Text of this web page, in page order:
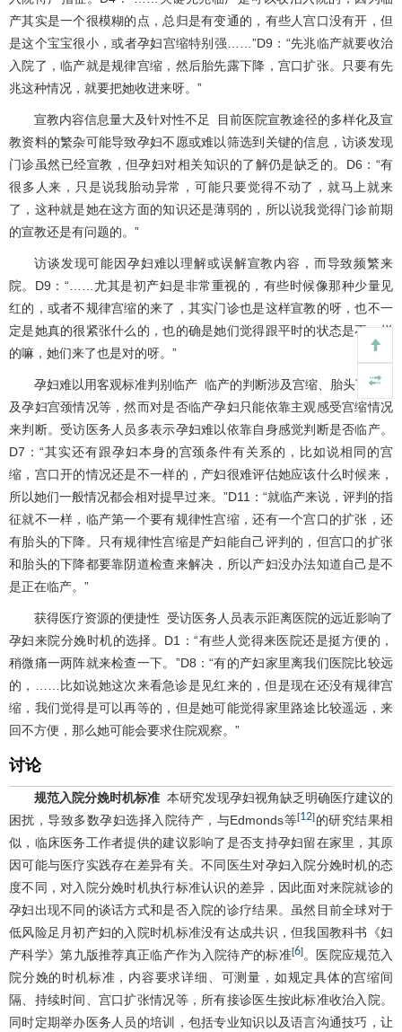
产其实是一个很模糊的点，总归是有变通的，有些人宫口没有开，但
是这个宝宝很小，或者孕妇宫缩特别强……”D9：“先兆临产就要收治
入院了，临产就是规律宫缩，然后胎先露下降，宫口扩张。只要有先
兆这种情况，就要把她收进来呀。”
宣教内容信息量大及针对性不足 目前医院宣教途径的多样化及宣
教资料的繁杂可能导致孕妇不愿或难以筛选到关键的信息，访谈发现
门诊虽然已经宣教，但孕妇对相关知识的了解仍是缺乏的。D6：“有
很多人来，只是说我胎动异常，可能只要觉得不动了，就马上就来
了，这种就是她在这方面的知识还是薄弱的，所以说我觉得门诊前期
的宣教还是有问题的。”
访谈发现可能因孕妇难以理解或误解宣教内容，而导致频繁来
院。D9：“……尤其是初产妇是非常重视的，有些时候像那种少量见
红的，或者不规律宫缩的来了，其实门诊也是这样宣教的呀，也不一
定是她真的很紧张什么的，也的确是她们觉得跟平时的状态是不一样
的嘛，她们来了也是对的呀。”
孕妇难以用客观标准判别临产 临产的判断涉及宫缩、胎头下降以
及孕妇宫颈情况等，然而对是否临产孕妇只能依靠主观感受宫缩情况
来判断。受访医务人员多表示孕妇难以依靠自身感觉判断是否临产。
D7：“其实还有跟孕妇本身的宫颈条件有关系的，比如说相同的宫
缩，宫口开的情况还是不一样的，产妇很难评估她应该什么时候来，
所以她们一般情况都会相对提早过来。”D11：“就临产来说，评判的指
征就不一样，临产第一个要有规律性宫缩，还有一个宫口的扩张，还
有胎头的下降。只有规律性宫缩是产妇能自己评判的，但宫口的扩张
和胎头的下降都要靠阴道检查来解决，所以产妇没办法知道自己是不
是正在临产。”
获得医疗资源的便捷性 受访医务人员表示距离医院的远近影响了
孕妇来院分娩时机的选择。D1：“有些人觉得来医院还是挺方便的，
稍微痛一两阵就来检查一下。”D8：“有的产妇家里离我们医院比较远
的，……比如说她这次来看急诊是见红来的，但是现在还没有规律宫
缩，我们觉得是可以再等的，但是她可能觉得家里路途比较遥远，来
回不方便，那么她可能会要求住院观察。”
讨论
规范入院分娩时机标准 本研究发现孕妇视角缺乏明确医疗建议的
困扰，导致多数孕妇选择入院待产，与Edmonds等[12]的研究结果相
似，临床医务工作者提供的建议影响了是否支持孕妇留在家里，其原
因可能与医疗实践存在差异有关。不同医生对孕妇入院分娩时机的态
度不同，对入院分娩时机执行标准认识的差异，因此面对来院就诊的
孕妇出现不同的谈话方式和是否入院的诊疗结果。虽然目前全球对于
低风险足月初产妇的入院时机标准没有达成共识，但我国教科书《妇
产科学》第九版推荐真正临产作为入院待产的标准[6]。医院应规范入
院分娩的时机标准，内容要求详细、可测量，如规定具体的宫缩间
隔、持续时间、宫口扩张情况等，所有接诊医生按此标准收治入院。
同时定期举办医务人员的培训，包括专业知识以及语言沟通技巧，让